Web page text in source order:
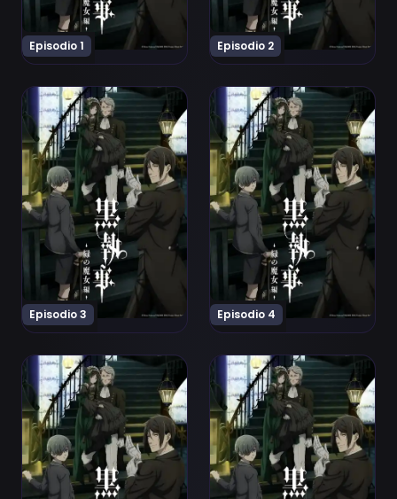
Episodio 1 Episodio 2
Episodio 3
Ver Kuroshitsuji: Midori no Majo-hen Episodio 3
Episodio 4
Ver Kuroshitsuji: Midori no
Ver Kuroshitsuji: Midori no Majo-hen Episodio 5
Ver Kuroshitsuji: Midori no